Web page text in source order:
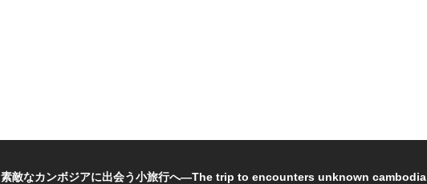
素敵なカンボジアに出会う小旅行へ―The trip to encounters unknown cambodia